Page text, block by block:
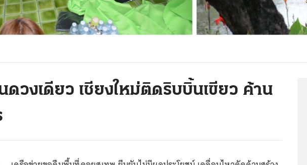
ดวงเดียว เชียงใหม่ติดริบบิ้นเขียว ค้าน